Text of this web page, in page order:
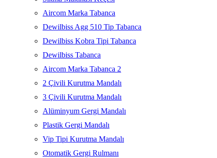
Aircom Marka Tabanca
Dewilbiss Agg 510 Tip Tabanca
Dewilbiss Kobra Tipi Tabanca
Dewilbiss Tabanca
Aircom Marka Tabanca 2
2 Çivili Kurutma Mandalı
3 Çivili Kurutma Mandalı
Alüminyum Gergi Mandalı
Plastik Gergi Mandalı
Vip Tipi Kurutma Mandalı
Otomatik Gergi Rulmanı